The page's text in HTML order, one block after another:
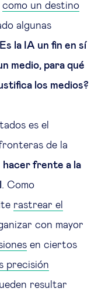
& integración
by
Suscríbete
como un destino
algunas
la IA un fin en sí
medio, para qué
los medios?
es el
de la
hacer frente a la
. Como
rastrear el
con mayor
en ciertos
precisión
resultar